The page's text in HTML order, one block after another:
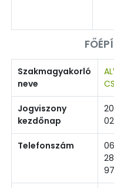
Szakmagyakorló
neve
Jogviszony
kezdőnap
Telefonszám